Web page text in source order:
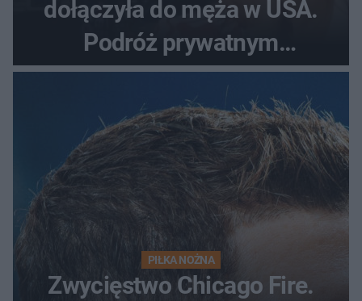
dołączyła do męża w USA.
Podróż prywatnym
odrzutowcem to dopiero
początek!
PIŁKA NOŻNA
Zwycięstwo Chicago Fire.